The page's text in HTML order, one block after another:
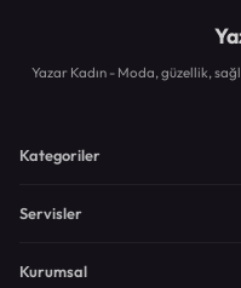
Yazar Kadın - Moda, güzellik,
Kategoriler
Servisler
Kurumsal